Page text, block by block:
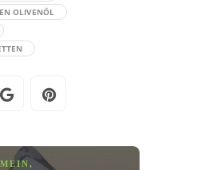
OLIVENÖL
,